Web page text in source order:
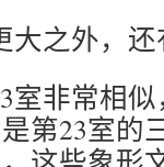
大之外，
室非常相
第23室的